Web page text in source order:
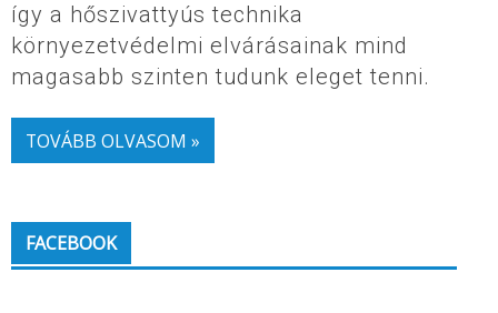
így a hőszivattyús technika
környezetvédelmi elvárásainak mind
magasabb szinten tudunk eleget tenni.
TOVÁBB OLVASOM »
FACEBOOK